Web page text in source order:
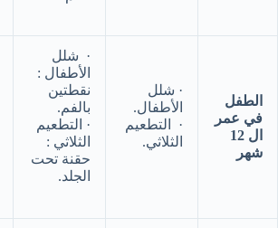
الطفل
في عمر
ال 12
شهر
· شلل
الأطفال.
· التطعيم
الثلاثي.
· شلل
الأطفال :
نقطتين
بالفم.
· التطعيم
الثلاثي :
حقنة تحت
الجلد.